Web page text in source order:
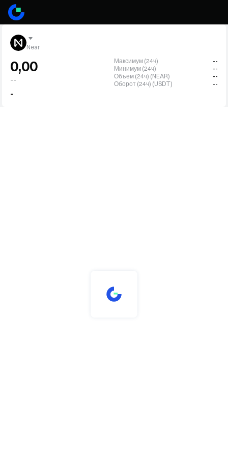
Near
0,00
--
-
Максимум (24ч)
--
Минимум (24ч)
--
Объем (24ч) (NEAR)
--
Оборот (24ч) (USDT)
--